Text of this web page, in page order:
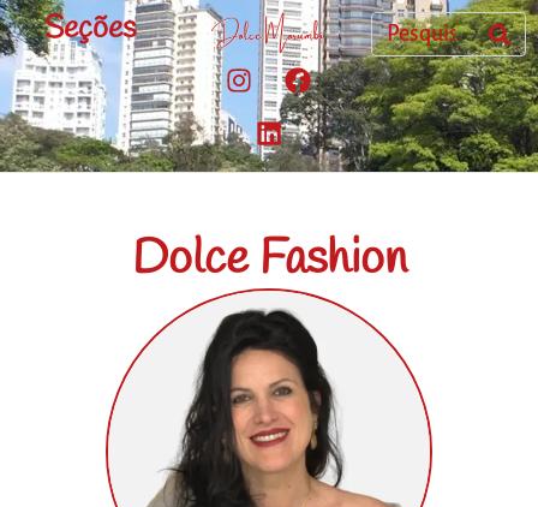
Seções
Dolce Fashion